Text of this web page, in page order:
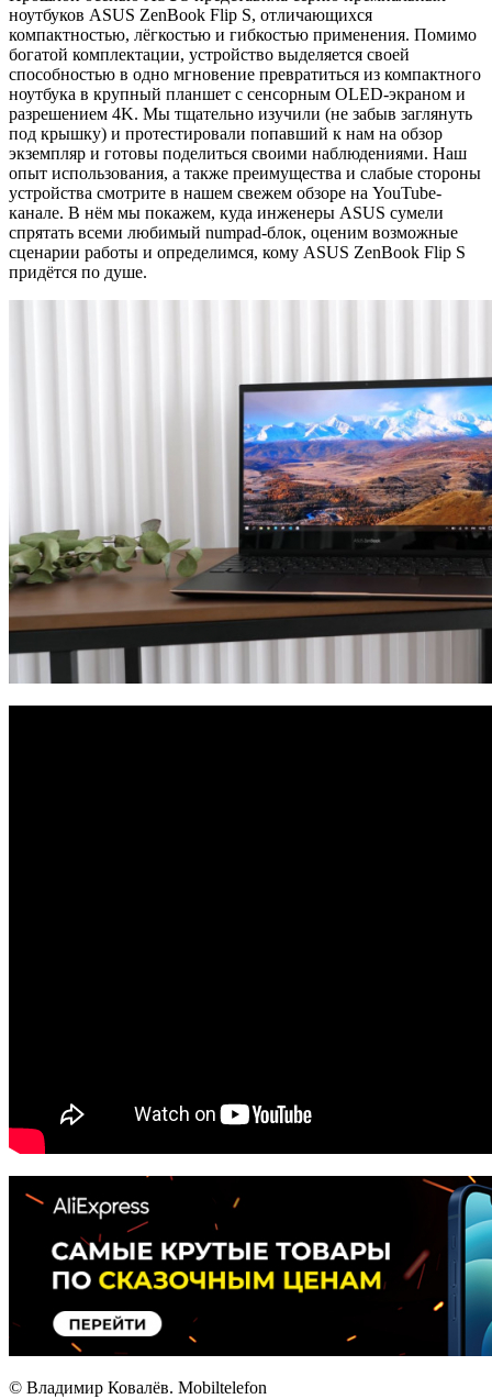
ноутбуков ASUS ZenBook Flip S, отличающихся
компактностью, лёгкостью и гибкостью применения. Помимо
богатой комплектации, устройство выделяется своей
способностью в одно мгновение превратиться из компактного
ноутбука в крупный планшет с сенсорным OLED-экраном и
разрешением 4K. Мы тщательно изучили (не забыв заглянуть
под крышку) и протестировали попавший к нам на обзор
экземпляр и готовы поделиться своими наблюдениями. Наш
опыт использования, а также преимущества и слабые стороны
устройства смотрите в нашем свежем обзоре на YouTube-
канале. В нём мы покажем, куда инженеры ASUS сумели
спрятать всеми любимый numpad-блок, оценим возможные
сценарии работы и определимся, кому ASUS ZenBook Flip S
придётся по душе.
© Владимир Ковалёв. Mobiltelefon